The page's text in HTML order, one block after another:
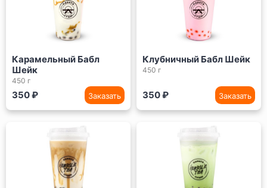
Карамельный Бабл
Шейк
450 г
350 ₽ Заказать
Клубничный Бабл Шейк
450 г
350 ₽ Заказать